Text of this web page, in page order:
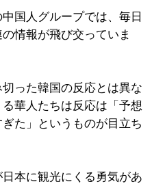
国人グループでは、毎日
情報が飛び交っていま
った韓国の反応とは異な
華人たちは反応は「予想
た」というものが目立ち
日本に観光にくる勇気があ